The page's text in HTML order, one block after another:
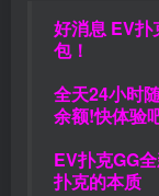
好消息 EV扑
包！
全天24小时
余额!快体验
EV扑克GG
扑克的本质